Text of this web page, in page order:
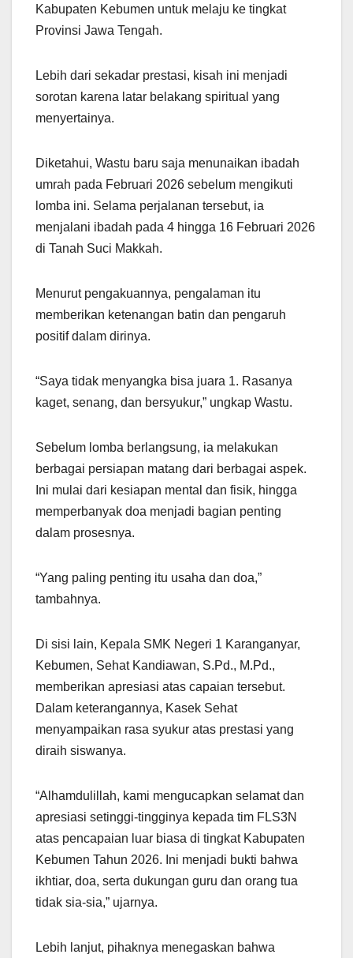
Kabupaten Kebumen untuk melaju ke tingkat
Provinsi Jawa Tengah.
Lebih dari sekadar prestasi, kisah ini menjadi
sorotan karena latar belakang spiritual yang
menyertainya.
Diketahui, Wastu baru saja menunaikan ibadah
umrah pada Februari 2026 sebelum mengikuti
lomba ini. Selama perjalanan tersebut, ia
menjalani ibadah pada 4 hingga 16 Februari 2026
di Tanah Suci Makkah.
Menurut pengakuannya, pengalaman itu
memberikan ketenangan batin dan pengaruh
positif dalam dirinya.
“Saya tidak menyangka bisa juara 1. Rasanya
kaget, senang, dan bersyukur,” ungkap Wastu.
Sebelum lomba berlangsung, ia melakukan
berbagai persiapan matang dari berbagai aspek.
Ini mulai dari kesiapan mental dan fisik, hingga
memperbanyak doa menjadi bagian penting
dalam prosesnya.
“Yang paling penting itu usaha dan doa,”
tambahnya.
Di sisi lain, Kepala SMK Negeri 1 Karanganyar,
Kebumen, Sehat Kandiawan, S.Pd., M.Pd.,
memberikan apresiasi atas capaian tersebut.
Dalam keterangannya, Kasek Sehat
menyampaikan rasa syukur atas prestasi yang
diraih siswanya.
“Alhamdulillah, kami mengucapkan selamat dan
apresiasi setinggi-tingginya kepada tim FLS3N
atas pencapaian luar biasa di tingkat Kabupaten
Kebumen Tahun 2026. Ini menjadi bukti bahwa
ikhtiar, doa, serta dukungan guru dan orang tua
tidak sia-sia,” ujarnya.
Lebih lanjut, pihaknya menegaskan bahwa